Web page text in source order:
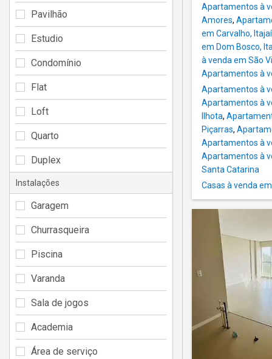
Apartamentos à
Amores,
em Carvalho, Itajaí
em Dom Bosco,
à venda em São
Apartamentos à
Apartamentos à
Apartamentos à
Ilhota,
Piçarras,
Apartamentos à
Apartamentos à
Santa Catarina
Casas à venda
Pavilhão
Estudio
Condomínio
Flat
Loft
Quarto
Duplex
Instalações
Garagem
Churrasqueira
Piscina
Varanda
Sala de jogos
Academia
Área de serviço